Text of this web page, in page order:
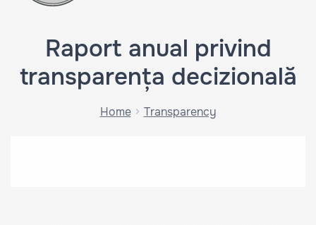
Raport anual privind
transparența decizională
Home Transparency